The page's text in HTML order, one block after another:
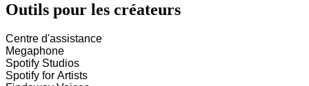
Outils pour les créateurs
Centre d'assistance
Megaphone
Spotify Studios
Spotify for Artists